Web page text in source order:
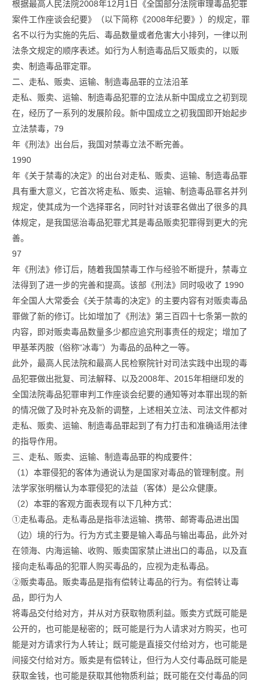
根据最高人民法院2008年12月1日《全国部分法院审理毒品犯罪
案件工作座谈会纪要》（以下简称《2008年纪要》）的规定，罪
名不以行为实施的先后、毒品数量或者危害大小排列，一律以刑
法条文规定的顺序表述。如行为人制造毒品后又贩卖的，以贩
卖、制造毒品罪定罪。
二、走私、贩卖、运输、制造毒品罪的立法沿革
走私、贩卖、运输、制造毒品犯罪的立法从新中国成立之初到现
在，经历了一系列的发展阶段。新中国成立之初我国即开始起步
立法禁毒，79
年《刑法》出台后，我国对禁毒立法不断完善。
1990
年《关于禁毒的决定》的出台对走私、贩卖、运输、制造毒品罪
具有重大意义，它首次将走私、贩卖、运输、制造毒品罪名并列
规定，使其成为一个选择罪名，同时针对该罪名做出了很多的具
体规定，是我国惩治毒品犯罪尤其是毒品贩卖犯罪得到更大的完
善。
97
年《刑法》修订后，随着我国禁毒工作与经验不断提升，禁毒立
法得到了进一步的完善和提高。该部《刑法》同时吸收了 1990
年全国人大常委会《关于禁毒的决定》的主要内容有对贩卖毒品
罪做了新的修订。比如增加了《刑法》第三百四十七条第一款的
内容，即对贩卖毒品数量多少都应追究刑事责任的规定；增加了
甲基苯丙胺（俗称“冰毒”）为毒品的品种之一等。
此外，最高人民法院和最高人民检察院针对司法实践中出现的毒
品犯罪做出批复、司法解释、以及2008年、2015年相继印发的
全国法院毒品犯罪审判工作座谈会纪要的通知等对本罪出现的新
的情况做了及时补充及新的调整，上述相关立法、司法文件都对
走私、贩卖、运输、制造毒品罪起到了有力打击和准确适用法律
的指导作用。
三、走私、贩卖、运输、制造毒品罪的构成要件：
（1）本罪侵犯的客体为通说认为是国家对毒品的管理制度。刑
法学家张明楷认为本罪侵犯的法益（客体）是公众健康。
（2）本罪的客观方面表现有以下几种方式：
①走私毒品。走私毒品是指非法运输、携带、邮寄毒品进出国
（边）境的行为。行为方式主要是输入毒品与输出毒品，此外对
在领海、内海运输、收购、贩卖国家禁止进出口的毒品，以及直
接向走私毒品的犯罪人购买毒品的，应视为走私毒品。
②贩卖毒品。贩卖毒品是指有偿转让毒品的行为。有偿转让毒
品，即行为人
将毒品交付给对方，并从对方获取物质利益。贩卖方式既可能是
公开的，也可能是秘密的；既可能是行为人请求对方购买，也可
能是对方请求行为人转让；既可能是直接交付给对方，也可能是
间接交付给对方。贩卖是有偿转让，但行为人交付毒品既可能是
获取金钱，也可能是获取其他物质利益；既可能在交付毒品的同